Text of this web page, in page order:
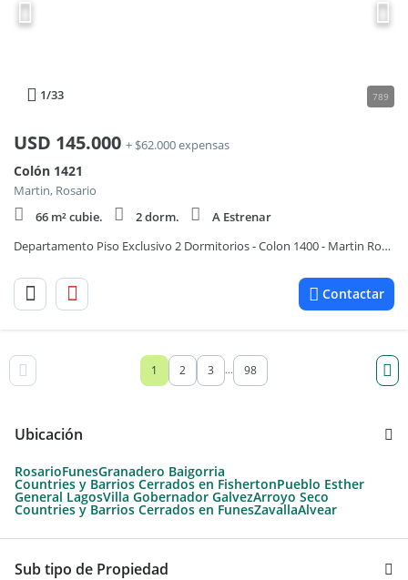
1/33 789
USD 145.000 + $62.000 expensas
Colón 1421
Martin, Rosario
66 m² cubie.
2 dorm.
A Estrenar
Departamento Piso Exclusivo 2 Dormitorios - Colon 1400 - Martin Rosario | Venta
Contactar
1 2 3 ... 98
Ubicación
RosarioFunesGranadero Baigorria
Countries y Barrios Cerrados en FishertonPueblo Esther
General LagosVilla Gobernador GalvezArroyo Seco
Countries y Barrios Cerrados en FunesZavallaAlvear
Sub tipo de Propiedad